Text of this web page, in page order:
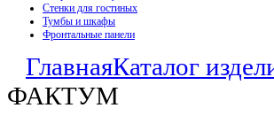
Стенки для гостиных
Тумбы и шкафы
Фронтальные панели
ГлавнаяКаталог
ФАКТУМ